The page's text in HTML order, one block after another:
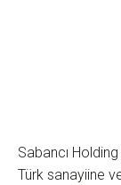
Sabancı
Türk sanayiine